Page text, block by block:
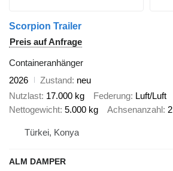
Scorpion Trailer
Preis auf Anfrage
Containeranhänger
2026
Zustand neu
Nutzlast 17.000 kg Federung Luft/Luft
Nettogewicht 5.000 kg Achsenanzahl 2
Türkei, Konya
ALM DAMPER